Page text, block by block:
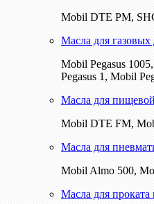
Mobil DTE РМ,
Масла для газовых
Mobil Pegasus
Pegasus 1, Mobil
Масла для
Mobil DTE FM,
Масла для
Mobil Almo 500,
Масла для проката